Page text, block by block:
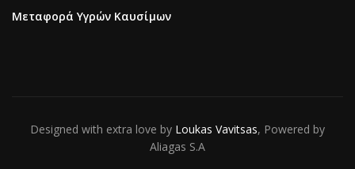
Μεταφορά Υγρών Καυσίμων
Designed with extra love by Loukas Vavitsas, Powered by
Aliagas S.A